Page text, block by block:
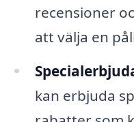
recensioner
att välja en
kan erbjuda